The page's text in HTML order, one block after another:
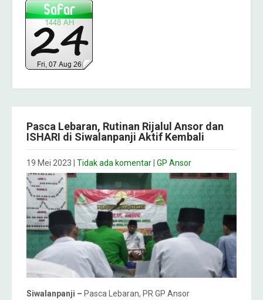
Pasca Lebaran, Rutinan Rijalul Ansor dan
ISHARI di Siwalanpanji Aktif Kembali
19 Mei 2023 Tidak ada komentar GP Ansor
Siwalanpanji – Pasca Lebaran, PR GP Ansor